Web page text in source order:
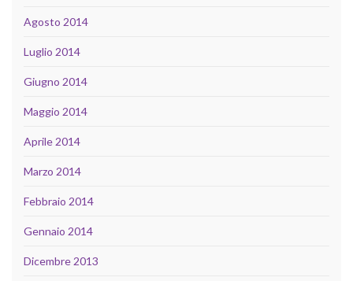
Agosto 2014
Luglio 2014
Giugno 2014
Maggio 2014
Aprile 2014
Marzo 2014
Febbraio 2014
Gennaio 2014
Dicembre 2013